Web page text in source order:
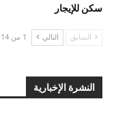
سكن للإيجار
السابق التالي 1 من 114
النشرة الإخبارية